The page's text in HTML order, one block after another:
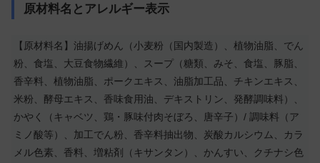
原材料名とアレルギー表示
【原材料名】油揚げめん（小麦粉（国内製造）、植物油脂、でん
粉、食塩、大豆食物繊維）、スープ（糖類、みそ、食塩、豚脂、
香辛料、植物油脂、ポークエキス、油脂加工品、チキンエキス、
米粉、酵母エキス、香味食用油、デキストリン、発酵調味料）、
かやく（キャベツ、鶏・豚味付肉そぼろ、唐辛子）/ 調味料（ア
ミノ酸等）、加工でん粉、香辛料抽出物、炭酸カルシウム、カラ
メル色素、香料、増粘剤（キサンタン）、かんすい、クチナシ色